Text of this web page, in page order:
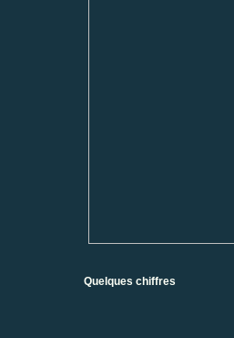
Quelques chiffres